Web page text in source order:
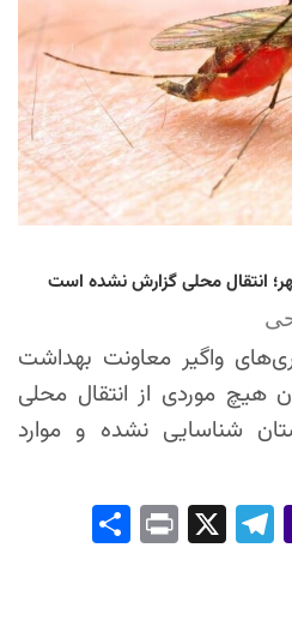
انتقال محلی گزارش نشده است
واگیر معاونت بهداشت
هیچ موردی از انتقال محلی
شناسایی نشده و موارد
Yah
Tel
Pri